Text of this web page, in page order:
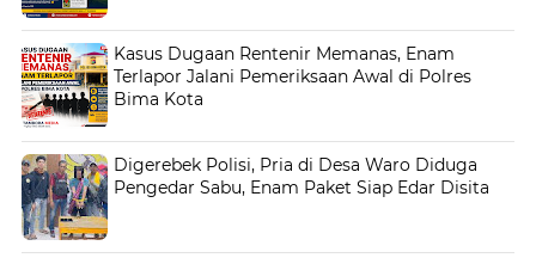
Kasus Dugaan Rentenir Memanas, Enam
Terlapor Jalani Pemeriksaan Awal di Polres
Bima Kota
Digerebek Polisi, Pria di Desa Waro Diduga
Pengedar Sabu, Enam Paket Siap Edar Disita